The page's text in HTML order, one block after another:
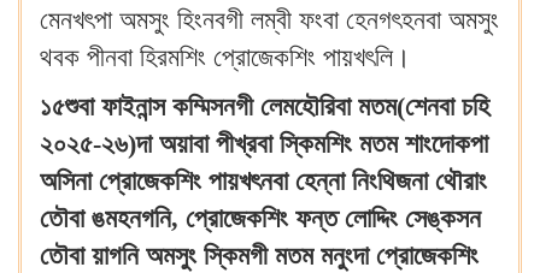
মেনখৎপা অমসুং হিংনবগী লম্বী ফংবা হেনগৎহনবা অমসুং
থবক পীনবা হিরমশিং প্রোজেকশিং পায়খৎলি।
১৫শুবা ফাইনান্স কম্মিসনগী লেমহৌরিবা মতম(শেনবা চহি
২০২৫-২৬)দা অয়াবা পীখ্রবা স্কিমশিং মতম শাংদোকপা
অসিনা প্রোজেকশিং পায়খৎনবা হেন্না নিংথিজনা থৌরাং
তৌবা ঙমহনগনি, প্রোজেকশিং ফন্ত লোদ্দিং সেঙ্কসন
তৌবা য়াগনি অমসুং স্কিমগী মতম মনুংদা প্রোজেকশিং